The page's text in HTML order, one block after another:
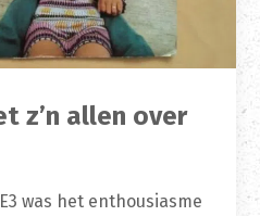
z’n allen over
was het enthousiasme